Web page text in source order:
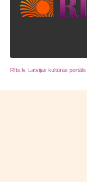
Rīts.lv, Latvijas kultūras portāls